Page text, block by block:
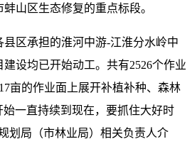
山区生态修复的重点标段。
区承担的淮河中游-江淮分水岭中
设均已开始动工。共有2526个作业
亩的作业面上展开补植补种、森林
始一直持续到现在，要抓住大好时
划局（市林业局）相关负责人介